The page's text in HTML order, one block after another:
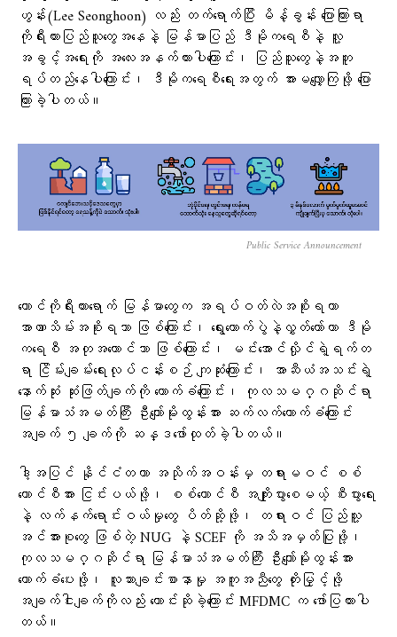
ဟွန်း(Lee Seonghoon) လည်း တက်ရောက်ပြီး မိန့်ခွန်း ပြောကြားရာ
ကိုရီးယားပြည်သူတွေအနေနဲ့ မြန်မာပြည် ဒီမိုကရေစီနဲ့ လူ့
အခွင့်အရေးကို အလေးအနက်ထားပါကြောင်း၊ ပြည်သူတွေနဲ့အတူ
ရပ်တည်နေပါကြောင်း၊ ဒီမိုကရေစီရေးအတွက် အားမလျှော့ကြဖို့ ပြော
ကြားခဲ့ပါတယ်။
Public Service Announcement
တောင်ကိုရီးယားရောက် မြန်မာတွေက အရပ်ဝတ်လဲအစိုးရဟာ
အာဏာသိမ်းအစိုးရသာ ဖြစ်ကြောင်း၊ ရွေးကောက်ပွဲနဲ့လွှတ်တော်ဟာ ဒီမို
ကရေစီ အတုအယောင်သာ ဖြစ်ကြောင်း၊ မင်းအောင်လှိုင်ရဲ့ရက်တ
ရာ ငြိမ်းချမ်းရေးလုပ်ငန်းစဉ် ကျဆုံးကြောင်း၊ အာဆီယံအသင်းရဲ့
နောက်ဆုံး ဆုံးဖြတ်ချက်ကို ထောက်ခံကြောင်း၊ ကုလသမဂ္ဂဆိုင်ရာ
မြန်မာသံအမတ်ကြီး ဦးကျော်မိုးထွန်းအား ဆက်လက်ထောက်ခံကြောင်း
အချက် ၅ ချက်ကို ဆန္ဒဖော်ထုတ်ခဲ့ပါတယ်။
ဒါ့အပြင် နိုင်ငံတကာ အသိုက်အဝန်းမှ တရားမဝင် စစ်
ကောင်စီအား ငြင်းပယ်ဖို့၊ စစ်ကောင်စီ အကျိုးပွားစေမယ့် စီးပွားရေး
နဲ့ လက်နက်ရောင်းဝယ်မှုတွေ ပိတ်ဆို့ဖို့၊ တရားဝင် ပြည်သူ့
အင်အားစုတွေ ဖြစ်တဲ့ NUG နဲ့ SCEF ကို အသိအမှတ်ပြုဖို့၊
ကုလသမဂ္ဂဆိုင်ရာ မြန်မာသံအမတ်ကြီး ဦးကျော်မိုးထွန်းအား
ထောက်ခံပေးဖို့၊ လူသားချင်းစာနာမှု အကူအညီတွေ တိုးမြှင့်ဖို့
အချက်ငါးချက်ကိုလည်း တောင်းဆိုခဲ့ကြောင်း MFDMC က ဖော်ပြထားပါ
တယ်။